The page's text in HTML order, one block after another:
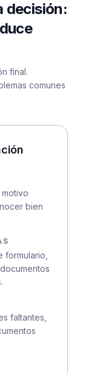
decisión:
final.
comunes
bien
formulario,
faltantes,